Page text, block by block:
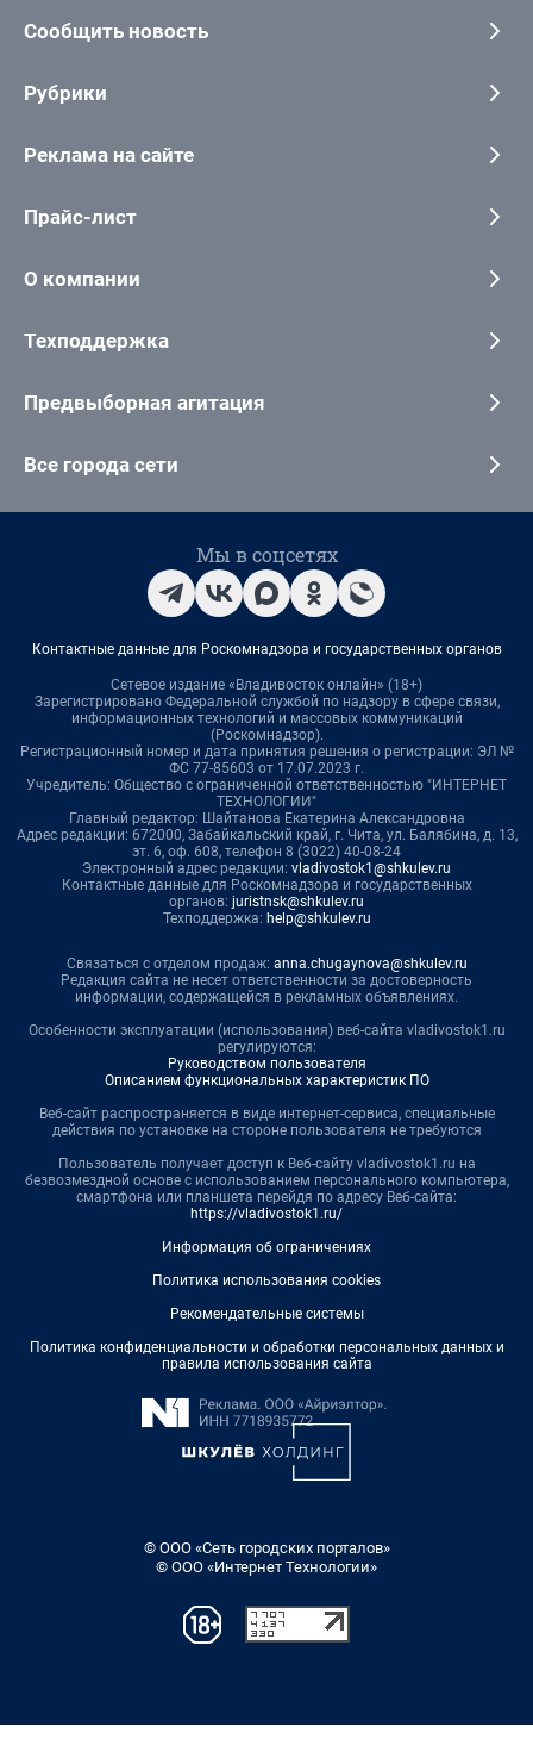
Сообщить новость
Рубрики
Реклама на сайте
Прайс-лист
О компании
Техподдержка
Предвыборная агитация
Все города сети
Мы в соцсетях
Контактные данные для Роскомнадзора и государственных органов
Сетевое издание «Владивосток онлайн» (18+)
Зарегистрировано Федеральной службой по надзору в сфере связи,
информационных технологий и массовых коммуникаций
(Роскомнадзор).
Регистрационный номер и дата принятия решения о регистрации: ЭЛ №
ФС 77-85603 от 17.07.2023 г.
Учредитель: Общество с ограниченной ответственностью "ИНТЕРНЕТ
ТЕХНОЛОГИИ"
Главный редактор: Шайтанова Екатерина Александровна
Адрес редакции: 672000, Забайкальский край, г. Чита, ул. Балябина, д. 13,
эт. 6, оф. 608, телефон 8 (3022) 40-08-24
Электронный адрес редакции: vladivostok1@shkulev.ru
Контактные данные для Роскомнадзора и государственных
органов: juristnsk@shkulev.ru
Техподдержка: help@shkulev.ru
Связаться с отделом продаж: anna.chugaynova@shkulev.ru
Редакция сайта не несет ответственности за достоверность
информации, содержащейся в рекламных объявлениях.
Особенности эксплуатации (использования) веб-сайта vladivostok1.ru
регулируются:
Руководством пользователя
Описанием функциональных характеристик ПО
Веб-сайт распространяется в виде интернет-сервиса, специальные
действия по установке на стороне пользователя не требуются
Пользователь получает доступ к Веб-сайту vladivostok1.ru на
безвозмездной основе с использованием персонального компьютера,
смартфона или планшета перейдя по адресу Веб-сайта:
https://vladivostok1.ru/
Информация об ограничениях
Политика использования cookies
Рекомендательные системы
Политика конфиденциальности и обработки персональных данных и
правила использования сайта
© ООО «Сеть городских порталов»
© ООО «Интернет Технологии»